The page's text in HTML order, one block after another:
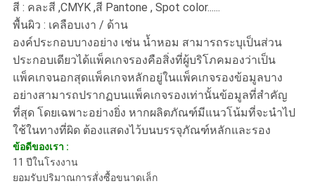
สี : คละสี ,CMYK ,สี Pantone , Spot color......
พื้นผิว : เคลือบเงา / ด้าน
องค์ประกอบบางอย่าง เช่น น้ำหอม สามารถระบุเป็นส่วน
ประกอบเดียวได้แพ็คเกจรองคือสิ่งที่ผู้บริโภคมองว่าเป็น
แพ็คเกจนอกสุดแพ็คเกจหลักอยู่ในแพ็คเกจรองข้อมูลบาง
อย่างสามารถปรากฏบนแพ็คเกจรองเท่านั้นข้อมูลที่สำคัญ
ที่สุด โดยเฉพาะอย่างยิ่ง หากผลิตภัณฑ์มีแนวโน้มที่จะนำไป
ใช้ในทางที่ผิด ต้องแสดงไว้บนบรรจุภัณฑ์หลักและรอง
ข้อดีของเรา :
11 ปีในโรงงาน
ยอมรับปริมาณการสั่งซื้อขนาดเล็ก